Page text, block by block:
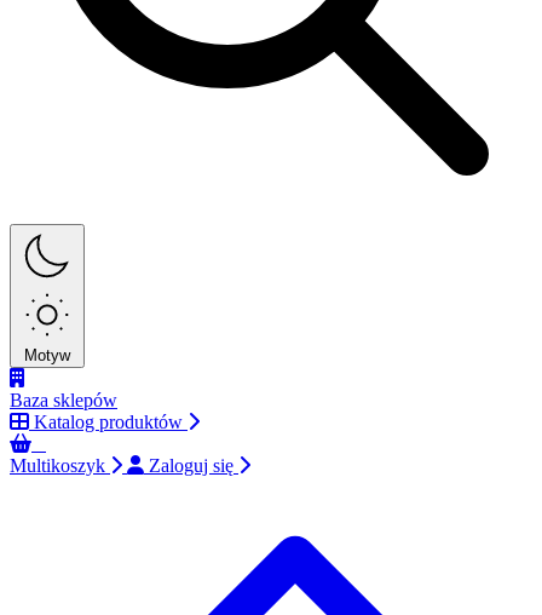
Motyw
Baza sklepów
Katalog produktów
Multikoszyk
Zaloguj się